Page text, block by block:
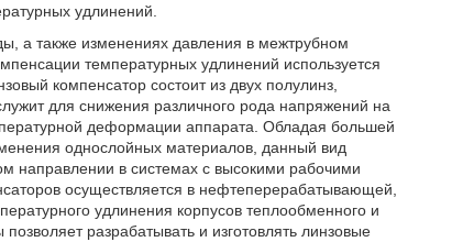
удлинений.
а также изменениях давления в межтрубном
температурных удлинений используется
компенсатор состоит из двух полулинз,
для снижения различного рода напряжений на
деформации аппарата. Обладая большей
однослойных материалов, данный вид
направлении в системах с высокими рабочими
осуществляется в нефтеперерабатывающей,
удлинения корпусов теплообменного и
разрабатывать и изготовлять линзовые